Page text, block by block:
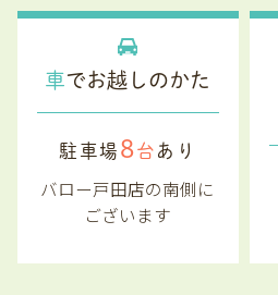
車でお越しのかた
駐車場 8台 あり
バロー戸田店の南側に
ございます